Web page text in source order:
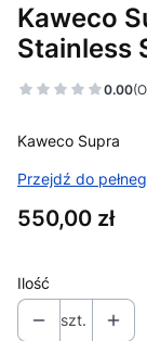
Kaweco
Stainless
0.00
Kaweco Supra
Przejdź do
Cena
550,00 zł
Ilość
szt.